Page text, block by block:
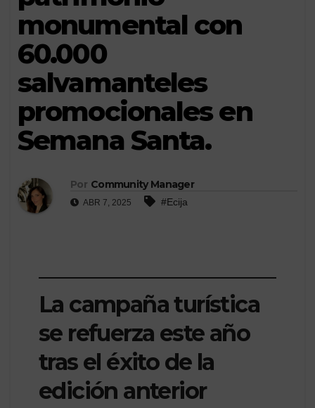
monumental con
60.000
salvamanteles
promocionales en
Semana Santa.
Por Community Manager
ABR 7, 2025 #Ecija
La campaña turística
se refuerza este año
tras el éxito de la
edición anterior